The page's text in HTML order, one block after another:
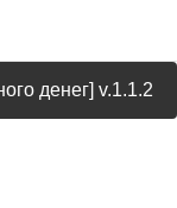
денег] v.1.1.2